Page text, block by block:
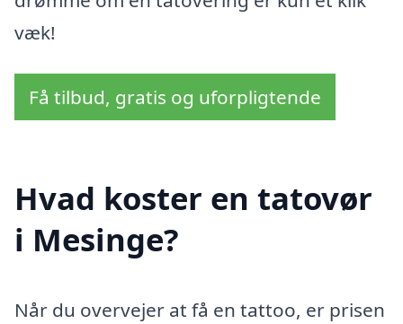
væk!
Få tilbud, gratis og uforpligtende
Hvad koster en tatovør
i Mesinge?
Når du overvejer at få en tattoo, er prisen